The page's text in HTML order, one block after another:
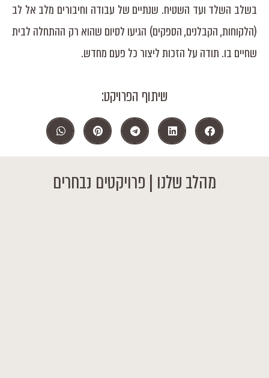
בשלב השלד ועד השטיח. שנתיים של עבודה וחיבורים מלב אל לב
(הלקוחות, הקבלנים, הספקים) הגיעו לסיום שהוא רק ההתחלה לבית
שחיים בו. תודה על הזכות ליצור כל פעם מחדש.
שיתוף הפרויקט:
מהלב שלנו | פרויקטים נבחרים